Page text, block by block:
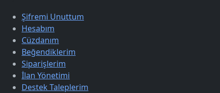
Şifremi Unuttum
Hesabım
Cüzdanım
Beğendiklerim
Siparişlerim
İlan Yönetimi
Destek Taleplerim